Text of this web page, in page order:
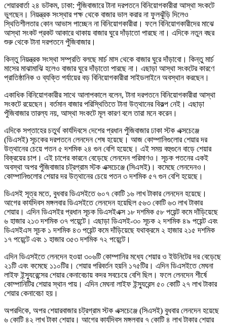
শেয়ারবার্তা ২৪ ডটকম, ঢাকা: পুঁজিবাজারে টানা দরপতনে বিনিয়োগকারীরা আস্থা সংকটে
ভুগছেন। নিয়ন্ত্রক সংস্থার পক্ষ থেকে বাজার ভাল করার না ফুলঝুঁড়ি দিলেও
স্থিতিশীলতার কোন আভাস পাচ্ছেন না বিনিয়োগকারীরা। ফলে বিনিয়োগকারীদের মাঝে
আস্থা সংকট প্রকট আকারে থাকায় বাজার ঘুরে দাঁড়াতো পারছে না। এদিকে নতুন বছর
শুরু থেকে টানা দরপতনে পুঁজিবাজার।
কিন্তু নিয়ন্ত্রক সংস্থা সম্প্রতি বলছে মার্চ মাস থেকে বাজার ঘুরে দাঁড়াবো। কিন্তু মার্চ
মাসের মাঝামাঝি হলেও বাজার ঘুরে দাঁড়াতো পারছে না। এছাড়া আস্থা সংকটের কারণে
প্রাতিষ্ঠানিক ও ব্যক্তি পর্যায়ের বড় বিনিয়োগকারীরা সাইডলাইনে অবস্থান করছেন।
একাধিক বিনিয়োগকারীর সাথে আলাপকালে বলেন, টানা দরপতনে বিনিয়োগকারীরা আস্থা
সংকটে রয়েছেন। বর্তমান বাজার পরিস্থিতিতে টানা উত্থানের বিকল্প নেই। এছাড়া
পুঁজিবাজার তারল্য নয়, আস্থা সংকটে মূল কারণ বলে তারা মনে করেন।
এদিকে সপ্তাহের চতুর্থ কার্যদিবসে দেশের প্রধান পুঁজিবাজার ঢাকা স্টক এক্সচেঞ্জে
(ডিএসই) সূচকের দরপতনে লেনদেন শেষ হয়েছে। আজ কোম্পানিগুলোর শেয়ার দর
উত্থানের চেয়ে পতন ৫ দশমিক ২৪ গুন বেশি হয়েছে। এই সময় বহুগুনে বাড়ে শেয়ার
বিক্রয়ের চাপ। এই চাপের কারনে বেড়েছে লেনদেন পরিমাণও। সূচক পতনের একই
অবস্থা অপর পুঁজিবাজার চট্রগ্রাম স্টক এক্সচেঞ্জে (সিএসই)। কমেছে লেনদেনও।
কোম্পানিগুলোর শেয়ার দর উত্থানের চেয়ে পতন ৩ দশমিক ৫৭ গুন বেশি হয়েছে।
ডিএসই সূত্র মতে, বুধবার ডিএসইতে ৬০৭ কোটি ১৬ লাখ টাকার লেনদেন হয়েছে।
আগের কার্যদিবস মঙ্গলবার ডিএসইতে লেনদেন হয়েছিল ৫৬৩ কোটি ৬৩ লাখ টাকার
শেয়ার। এদিন ডিএসইর প্রধান সূচক ডিএসইএক্স ১৮ দশমিক ৫৮ পয়েন্ট কমে দাঁড়িয়েছে
৬ হাজার ২১৩ দশমিক ৩৭ পয়েন্টে। এছাড়া ডিএসই-৩০ সূচক ২ দশমিক ৪৯ পয়েন্ট এবং
ডিএসইএস সূচক ১ দশমিক ৪৩ পয়েন্ট কমে দাঁড়িয়েছে যথাক্রমে ২ হাজার ২১৫ দশমিক
১৭ পয়েন্টে এবং ১ হাজার ৩৫৩ দশমিক ৭২ পয়েন্টে।
এদিন ডিএসইতে লেনদেন হওয়া ৩০৬টি কোম্পানির মধ্যে শেয়ার ও ইউনিটের দর বেড়েছে
২১টি এবং কমেছে ১১০টির। শেয়ার পরিবর্তন হয়নি ১৭৫টির। এদিন ডিএসইতে মেঘনা
লাইফ ইন্স্যুরেন্সের শেয়ার কেনাবেচায় কদর সবচেয়ে বেশি ছিল। ফলে লেনদেন শীর্ষে
কোম্পানিটির শেয়ার স্থান পায়। এদিন মেঘনা লাইফ ইন্স্যুরেন্স ৫০ কোটি ২৭ লাখ টাকার
শেয়ার কেনাবেচা হয়।
অপরদিকে, অপর শেয়ারবাজার চট্রগ্রাম স্টক এক্সচেঞ্জে (সিএসই) বুধবার লেনদেন হয়েছে
৬ কোটি ৪২ লাখ টাকা শেয়ার। আগের কার্যদিবস মঙ্গলবার ৭ কোটি ৪ লাখ টাকার শেয়ার